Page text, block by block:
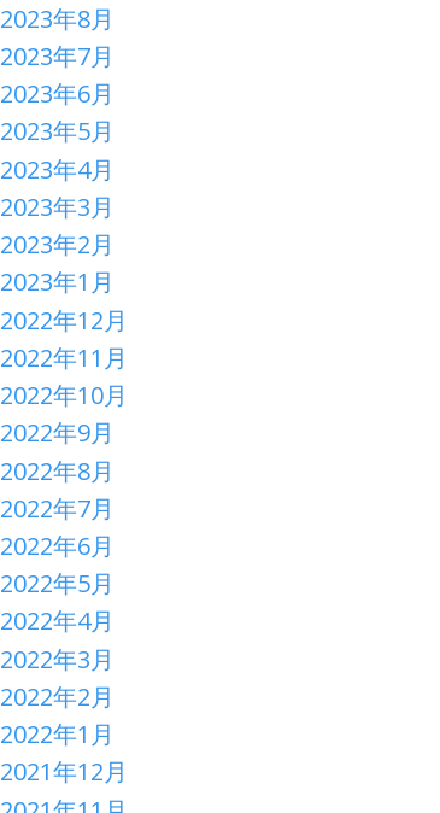
2023年8月
2023年7月
2023年6月
2023年5月
2023年4月
2023年3月
2023年2月
2023年1月
2022年12月
2022年11月
2022年10月
2022年9月
2022年8月
2022年7月
2022年6月
2022年5月
2022年4月
2022年3月
2022年2月
2022年1月
2021年12月